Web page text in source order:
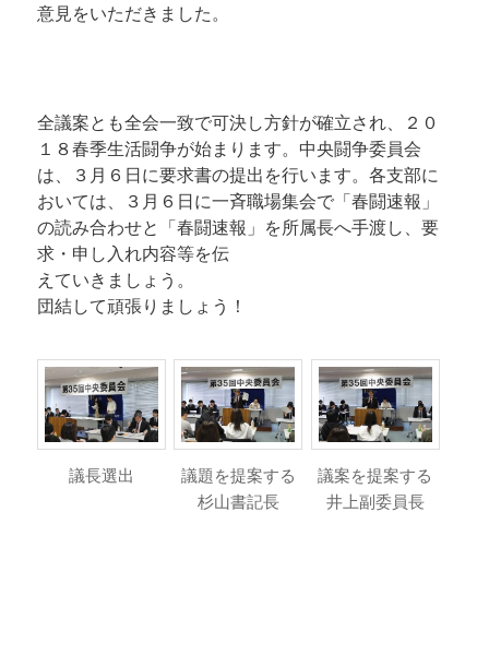
意見をいただきました。
全議案とも全会一致で可決し方針が確立され、２０
１８春季生活闘争が始まります。中央闘争委員会
は、３月６日に要求書の提出を行います。各支部に
おいては、３月６日に一斉職場集会で「春闘速報」
の読み合わせと「春闘速報」を所属長へ手渡し、要
求・申し入れ内容等を伝
えていきましょう。
団結して頑張りましょう！
議長選出
議題を提案する
杉山書記長
議案を提案する
井上副委員長